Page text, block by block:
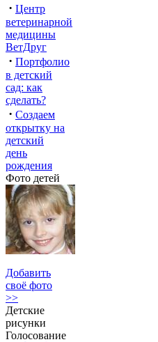
· Центр
ветеринарной
медицины
ВетДруг
· Портфолио
в детский
сад: как
сделать?
· Создаем
открытку на
детский
день
рождения
Фото детей
Добавить
своё фото
>>
Детские
рисунки
Голосование